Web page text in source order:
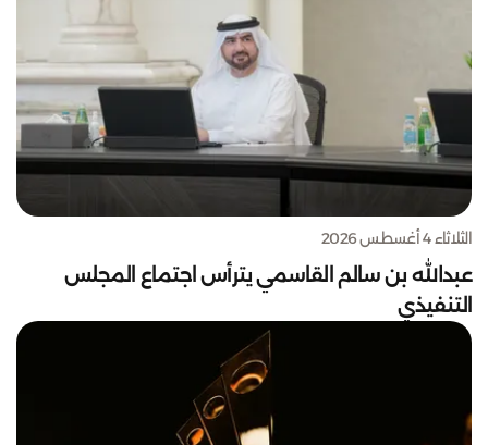
الثلاثاء 4 أغسطس 2026
عبدالله بن سالم القاسمي يترأس اجتماع المجلس
التنفيذي